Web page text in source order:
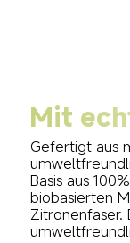
Mit
Gefertigt aus
Basis aus
biobasierten
Zitronenfaser.